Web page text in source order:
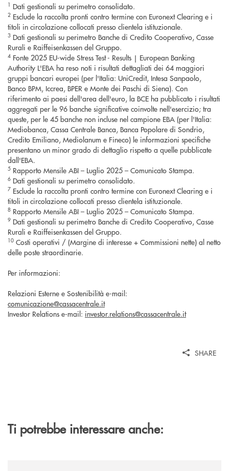
1 Dati gestionali su perimetro consolidato.
2 Esclude la raccolta pronti contro termine con Euronext Clearing e i
titoli in circolazione collocati presso clientela istituzionale.
3 Dati gestionali su perimetro Banche di Credito Cooperativo, Casse
Rurali e Raiffeisenkassen del Gruppo.
4 Fonte 2025 EU-wide Stress Test - Results | European Banking
Authority L'EBA ha reso noti i risultati dettagliati dei 64 maggiori
gruppi bancari europei (per l'Italia: UniCredit, Intesa Sanpaolo,
Banco BPM, Iccrea, BPER e Monte dei Paschi di Siena). Con
riferimento ai paesi dell'area dell'euro, la BCE ha pubblicato i risultati
aggregati per le 96 banche significative coinvolte nell'esercizio; tra
queste, per le 45 banche non incluse nel campione EBA (per l'Italia:
Mediobanca, Cassa Centrale Banca, Banca Popolare di Sondrio,
Credito Emiliano, Mediolanum e Fineco) le informazioni specifiche
presentano un minor grado di dettaglio rispetto a quelle pubblicate
dall'EBA.
5 Rapporto Mensile ABI – Luglio 2025 – Comunicato Stampa.
6 Dati gestionali su perimetro consolidato.
7 Esclude la raccolta pronti contro termine con Euronext Clearing e i
titoli in circolazione collocati presso clientela istituzionale.
8 Rapporto Mensile ABI – Luglio 2025 – Comunicato Stampa.
9 Dati gestionali su perimetro Banche di Credito Cooperativo, Casse
Rurali e Raiffeisenkassen del Gruppo.
10 Costi operativi / (Margine di interesse + Commissioni nette) al netto
delle poste straordinarie.
Per informazioni:
Relazioni Esterne e Sostenibilità e-mail:
comunicazione@cassacentrale.it
Investor Relations e-mail: investor.relations@cassacentrale.it
SHARE
Ti potrebbe interessare anche: